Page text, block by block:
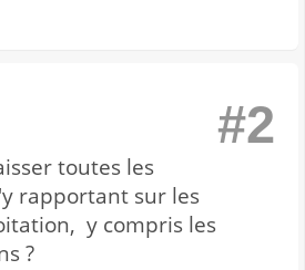
#2
toutes les
rapportant sur les
y compris les
?